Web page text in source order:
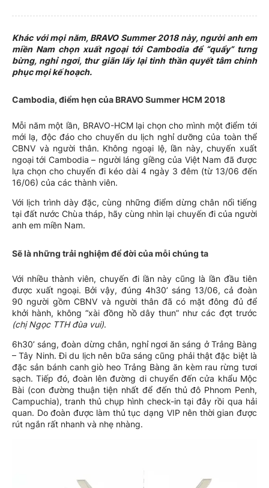
Khác với mọi năm, BRAVO Summer 2018 này, người anh em
miền Nam chọn xuất ngoại tới Cambodia để “quẩy” tưng
bừng, nghỉ ngơi, thư giãn lấy lại tinh thần quyết tâm chinh
phục mọi kế hoạch.
Cambodia, điểm hẹn của BRAVO Summer HCM 2018
Mỗi năm một lần, BRAVO-HCM lại chọn cho mình một điểm tới
mới lạ, độc đáo cho chuyến du lịch nghỉ dưỡng của toàn thể
CBNV và người thân. Không ngoại lệ, lần này, chuyến xuất
ngoại tới Cambodia – người láng giềng của Việt Nam đã được
lựa chọn cho chuyến đi kéo dài 4 ngày 3 đêm (từ 13/06 đến
16/06) của các thành viên.
Với lịch trình dày đặc, cùng những điểm dừng chân nổi tiếng
tại đất nước Chùa tháp, hãy cùng nhìn lại chuyến đi của người
anh em miền Nam.
Sẽ là những trải nghiệm để đời của mỗi chúng ta
Với nhiều thành viên, chuyến đi lần này cũng là lần đầu tiên
được xuất ngoại. Bởi vậy, đúng 4h30’ sáng 13/06, cả đoàn
90 người gồm CBNV và người thân đã có mặt đông đủ để
khởi hành, không “xài đồng hồ dây thun” như các đợt trước
(chị Ngọc TTH đùa vui).
6h30’ sáng, đoàn dừng chân, nghỉ ngơi ăn sáng ở Trảng Bàng
– Tây Ninh. Đi du lịch nên bữa sáng cũng phải thật đặc biệt là
đặc sản bánh canh giò heo Trảng Bàng ăn kèm rau rừng tươi
sạch. Tiếp đó, đoàn lên đường di chuyển đến cửa khẩu Mộc
Bài (con đường thuận tiện nhất để đến thủ đô Phnom Penh,
Campuchia), tranh thủ chụp hình check-in tại đây rồi qua hải
quan. Do đoàn được làm thủ tục dạng VIP nên thời gian được
rút ngắn rất nhanh và nhẹ nhàng.